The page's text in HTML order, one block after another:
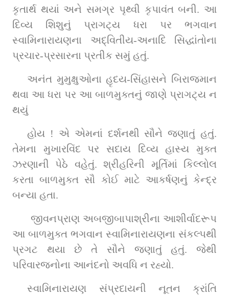
કૃતાર્થ થયાં અને સમગ્ર પૃથ્વી કૃપાવંત બની. આ
દિવ્ય શિશુનું પ્રાગટ્ય ધરા પર ભગવાન
સ્વામિનારાયણના અદ્વિતીય-અનાદિ સિદ્ધાંતોના
પ્રચાર-પ્રસારના પ્રતીક સમું હતું.
અનંત મુમુક્ષુઓના હૃદય-સિંહાસને બિરાજમાન
થવા આ ધરા પર આ બાળમુક્તનું જાણે પ્રાગટ્ય ન
થયું
હોય ! એ એમનાં દર્શનથી સૌને જણાતું હતું.
તેમના મુખારવિંદ પર સદાય દિવ્ય હાસ્ય મુક્ત
ઝરણાની પેઠે વહેતું. શ્રીહરિની મૂર્તિમાં કિલ્લોલ
કરતા બાળમુક્ત સૌ કોઈ માટે આકર્ષણનું કેન્દ્ર
બન્યા હતા.
આ બાળમુક્ત ભગવાન સ્વામિનારાયણના સંકલ્પથી
પ્રગટ થયા છે તે સૌને જણાતું હતું. જેથી
પરિવારજનોના આનંદનો અવધિ ન રહ્યો.
સ્વામિનારાયણ સંપ્રદાયની નૂતન ક્રાંતિ